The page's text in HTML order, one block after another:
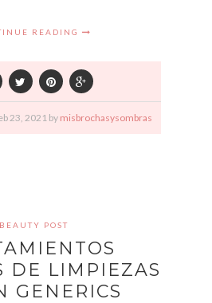
READING
23, 2021 by misbrochasysombras
BEAUTY POST
DE LIMPIEZAS
GENERICS